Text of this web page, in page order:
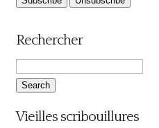
Rechercher
Vieilles scribouillures